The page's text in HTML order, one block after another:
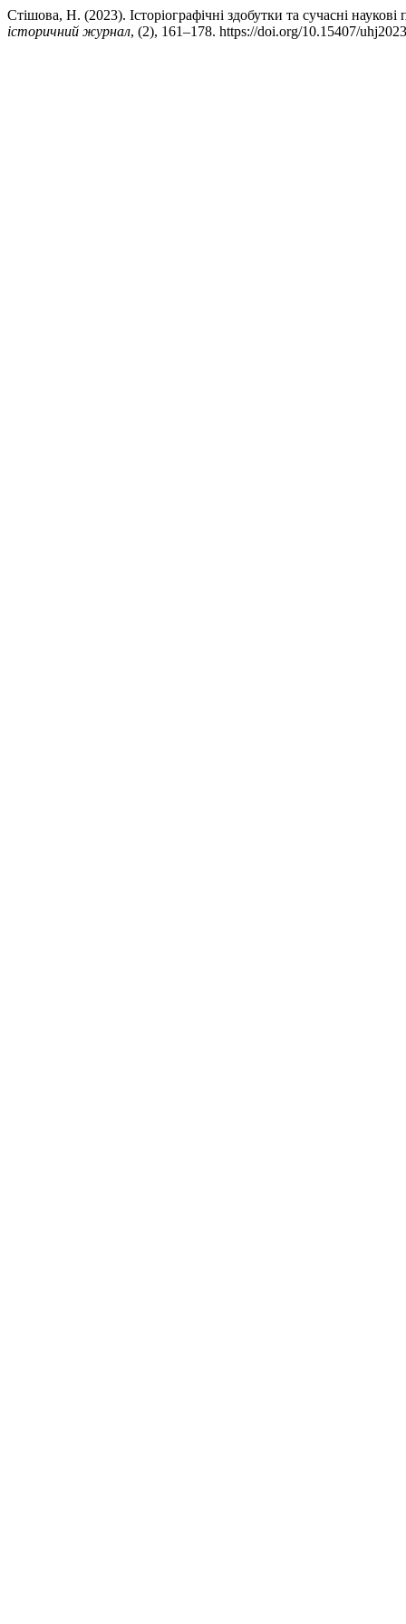
Стішова, Н. (2023). Історіографічні здобутки та сучасні
історичний журнал, (2), 161–178. https://doi.org/10.15407/